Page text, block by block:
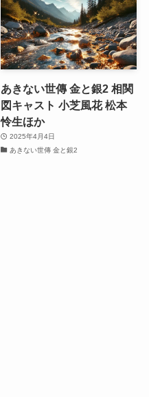
あきない世傳 金と銀2 相関
図キャスト 小芝風花 松本
怜生ほか
2025年4月4日
あきない世傳 金と銀2